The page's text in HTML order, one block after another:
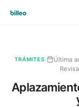
TRÁMITES· Última